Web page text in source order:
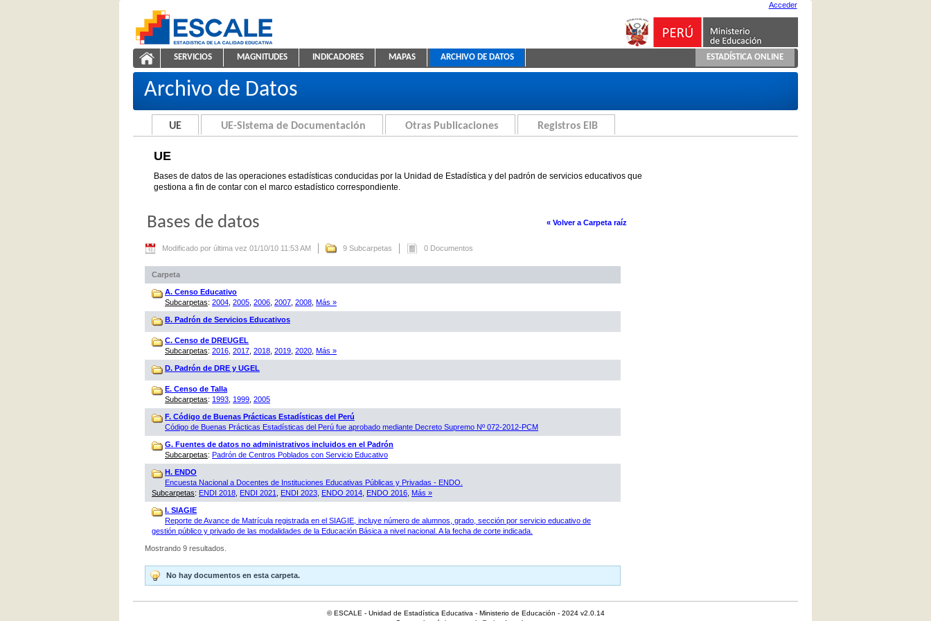
ESCALE - Unidad de Estadística Educativa
UE
Acceder
NAVEGACIÓN
SERVICIOS MAGNITUDES INDICADORES MAPAS ARCHIVO DE DATOS ESTADÍSTICA ONLINE
Archivo de Datos
UE UE-Sistema de Documentación Otras Publicaciones Registros EIB
UE
Bases de datos de las operaciones estadísticas conducidas por la Unidad de Estadística y del padrón de servicios educativos que
gestiona a fin de contar con el marco estadístico correspondiente.
« Volver a Carpeta raíz
Bases de datos
Modificado por última vez 01/10/10 11:53 AM 9 Subcarpetas 0 Documentos
Carpeta
A. Censo Educativo
Subcarpetas: 2004 2005 2006 2007 2008 Más »
B. Padrón de Servicios Educativos
C. Censo de DREUGEL
Subcarpetas: 2016 2017 2018 2019 2020 Más »
D. Padrón de DRE y UGEL
E. Censo de Talla
Subcarpetas: 1993 1999 2005
F. Código de Buenas Prácticas Estadísticas del Perú
Código de Buenas Prácticas Estadísticas del Perú fue aprobado mediante Decreto Supremo Nº 072-2012-PCM
G. Fuentes de datos no administrativos incluidos en el Padrón
Subcarpetas: Padrón de Centros Poblados con Servicio Educativo
H. ENDO
Encuesta Nacional a Docentes de Instituciones Educativas Públicas y Privadas - ENDO.
Subcarpetas: ENDI 2018 ENDI 2021 ENDI 2023 ENDO 2014 ENDO 2016 Más »
I. SIAGIE
Reporte de Avance de Matrícula registrada en el SIAGIE, incluye número de alumnos, grado, sección por servicio educativo de
gestión público y privado de las modalidades de la Educación Básica a nivel nacional. A la fecha de corte indicada.
Mostrando 9 resultados.
No hay documentos en esta carpeta.
© ESCALE - Unidad de Estadística Educativa - Ministerio de Educación - 2024 v2.0.14